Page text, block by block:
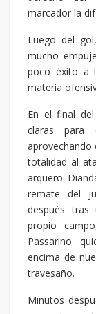
marcador la
Luego del
mucho
poco éxito a
materia
En el final
claras para
aprovechando
totalidad al
arquero
remate del
después tras
propio
Passarino
encima de
travesaño.
Minutos